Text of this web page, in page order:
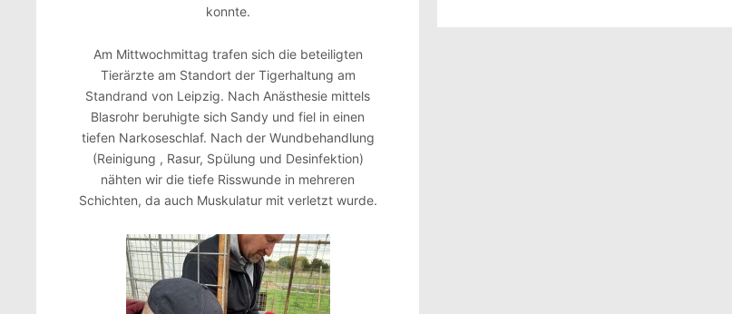
konnte.
Am Mittwochmittag trafen sich die beteiligten
Tierärzte am Standort der Tigerhaltung am
Standrand von Leipzig. Nach Anästhesie mittels
Blasrohr beruhigte sich Sandy und fiel in einen
tiefen Narkoseschlaf. Nach der Wundbehandlung
(Reinigung , Rasur, Spülung und Desinfektion)
nähten wir die tiefe Risswunde in mehreren
Schichten, da auch Muskulatur mit verletzt wurde.